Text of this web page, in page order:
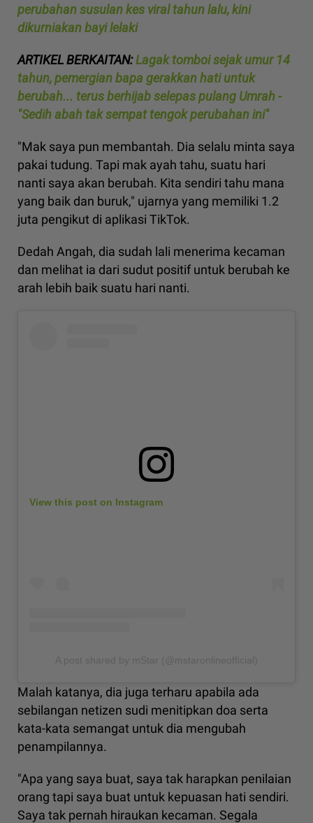
perubahan susulan kes viral tahun lalu, kini
dikurniakan bayi lelaki
ARTIKEL BERKAITAN:Lagak tomboi sejak umur 14
tahun, pemergian bapa gerakkan hati untuk
berubah... terus berhijab selepas pulang Umrah -
"Sedih abah tak sempat tengok perubahan ini"
"Mak saya pun membantah. Dia selalu minta saya
pakai tudung. Tapi mak ayah tahu, suatu hari
nanti saya akan berubah. Kita sendiri tahu mana
yang baik dan buruk," ujarnya yang memiliki 1.2
juta pengikut di aplikasi TikTok.
Dedah Angah, dia sudah lali menerima kecaman
dan melihat ia dari sudut positif untuk berubah ke
arah lebih baik suatu hari nanti.
View this post on Instagram
A post shared by mStar (@mstaronlineofficial)
Malah katanya, dia juga terharu apabila ada
sebilangan netizen sudi menitipkan doa serta
kata-kata semangat untuk dia mengubah
penampilannya.
"Apa yang saya buat, saya tak harapkan penilaian
orang tapi saya buat untuk kepuasan hati sendiri.
Saya tak pernah hiraukan kecaman. Segala